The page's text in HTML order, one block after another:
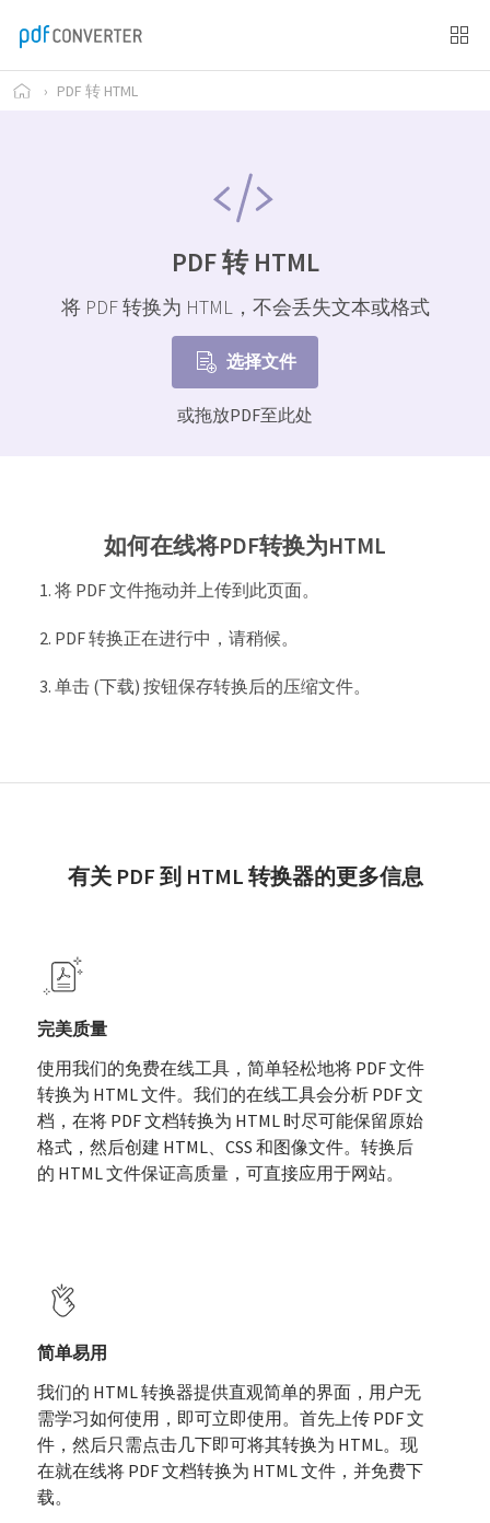
› PDF 转 HTML
PDF 转 HTML
将 PDF 转换为 HTML，不会丢失文本或格式
选择文件
或拖放PDF至此处
如何在线将PDF转换为HTML
将 PDF 文件拖动并上传到此页面。
PDF 转换正在进行中，请稍候。
单击 (下载) 按钮保存转换后的压缩文件。
有关 PDF 到 HTML 转换器的更多信息
完美质量
使用我们的免费在线工具，简单轻松地将 PDF 文件
转换为 HTML 文件。我们的在线工具会分析 PDF 文
档，在将 PDF 文档转换为 HTML 时尽可能保留原始
格式，然后创建 HTML、CSS 和图像文件。转换后
的 HTML 文件保证高质量，可直接应用于网站。
简单易用
我们的 HTML 转换器提供直观简单的界面，用户无
需学习如何使用，即可立即使用。首先上传 PDF 文
件，然后只需点击几下即可将其转换为 HTML。现
在就在线将 PDF 文档转换为 HTML 文件，并免费下
载。